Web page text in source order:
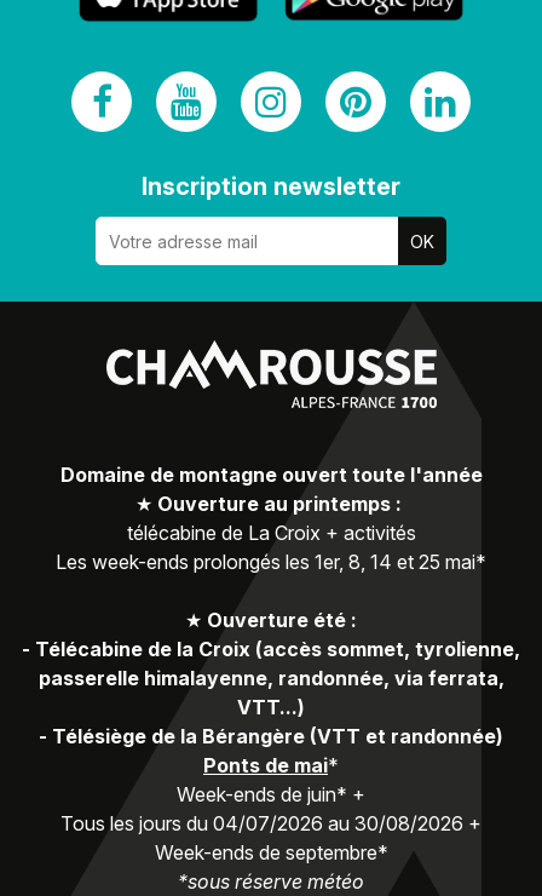
Inscription newsletter
Domaine de montagne ouvert toute l'année
★ Ouverture au printemps :
télécabine de La Croix + activités
Les week-ends prolongés les 1er, 8, 14 et 25 mai*
★ Ouverture été :
- Télécabine de la Croix (accès sommet, tyrolienne,
passerelle himalayenne, randonnée, via ferrata,
VTT...)
- Télésiège de la Bérangère (VTT et randonnée)
Ponts de mai*
Week-ends de juin* +
Tous les jours du 04/07/2026 au 30/08/2026 +
Week-ends de septembre*
*sous réserve météo